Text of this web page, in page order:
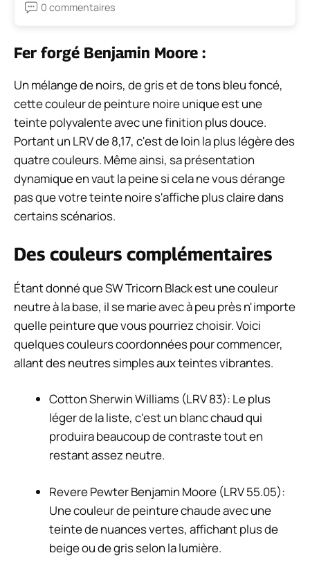
0 commentaires
Fer forgé Benjamin Moore :
Un mélange de noirs, de gris et de tons bleu foncé,
cette couleur de peinture noire unique est une
teinte polyvalente avec une finition plus douce.
Portant un LRV de 8,17, c'est de loin la plus légère des
quatre couleurs. Même ainsi, sa présentation
dynamique en vaut la peine si cela ne vous dérange
pas que votre teinte noire s'affiche plus claire dans
certains scénarios.
Des couleurs complémentaires
Étant donné que SW Tricorn Black est une couleur
neutre à la base, il se marie avec à peu près n'importe
quelle peinture que vous pourriez choisir. Voici
quelques couleurs coordonnées pour commencer,
allant des neutres simples aux teintes vibrantes.
Cotton Sherwin Williams (LRV 83): Le plus
léger de la liste, c'est un blanc chaud qui
produira beaucoup de contraste tout en
restant assez neutre.
Revere Pewter Benjamin Moore (LRV 55.05):
Une couleur de peinture chaude avec une
teinte de nuances vertes, affichant plus de
beige ou de gris selon la lumière.